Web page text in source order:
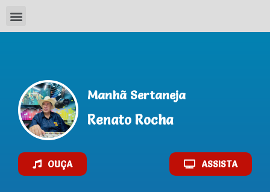
Manhã Sertaneja
Renato Rocha
OUÇA ASSISTA